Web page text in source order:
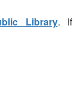
Library. If